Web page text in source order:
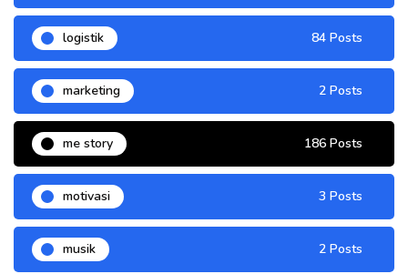
logistik 84 Posts
marketing 2 Posts
me story 186 Posts
motivasi 3 Posts
musik 2 Posts